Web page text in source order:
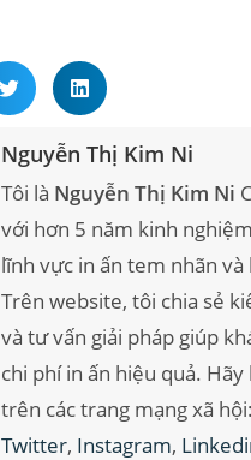
Nguyễn Thị Kim Ni
Tôi là Nguyễn Thị Kim Ni
với hơn 5 năm kinh
lĩnh vực in ấn tem nhãn và
Trên website, tôi chia sẻ
và tư vấn giải pháp giúp
chi phí in ấn hiệu quả.
trên các trang mạng xã hội:
Twitter, Instagram,